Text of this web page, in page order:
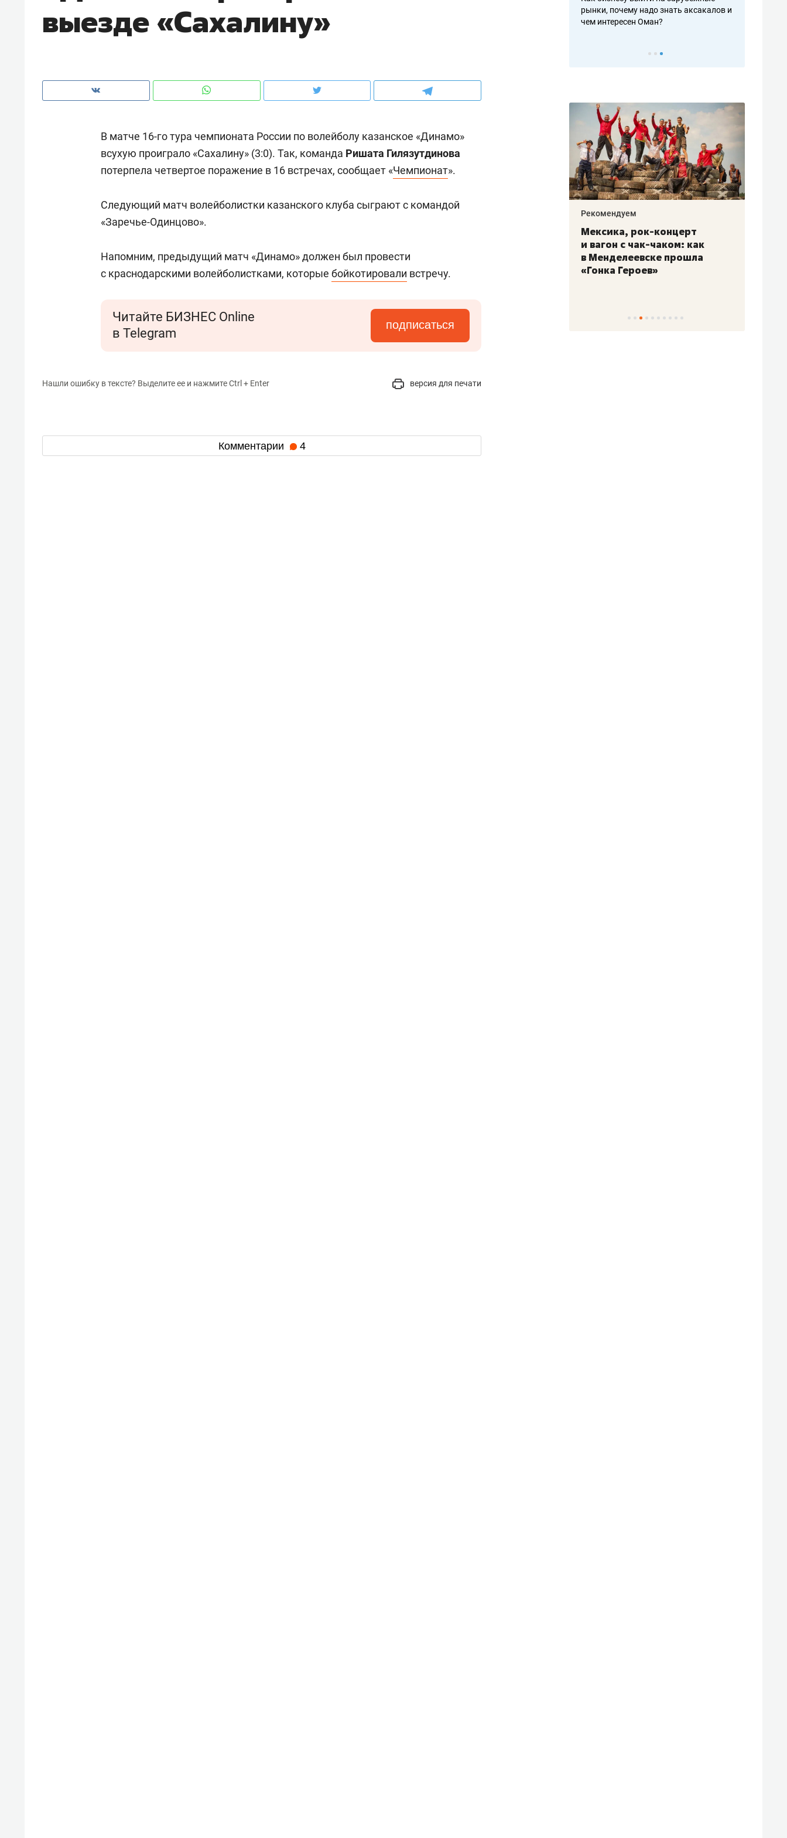
выезде «Сахалину»
В матче 16-го тура чемпионата России по волейболу казанское «Динамо»
всухую проиграло «Сахалину» (3:0). Так, команда Ришата Гилязутдинова
потерпела четвертое поражение в 16 встречах, сообщает «Чемпионат».
Следующий матч волейболистки казанского клуба сыграют с командой
«Заречье-Одинцово».
Напомним, предыдущий матч «Динамо» должен был провести
с краснодарскими волейболистками, которые бойкотировали встречу.
Читайте БИЗНЕС Online
в Telegram
подписаться
Нашли ошибку в тексте? Выделите ее и нажмите Ctrl + Enter версия для печати
Комментарии 4
рынки, почему надо знать аксакалов и
чем интересен Оман?
клиентах и чудных запросах мастеров
рынки, почему надо знать аксакалов и
чем интересен Оман?
Как ГК «МИР ГРУПП» и ВТБ
комфорта под Казанью
безопасность в ЖК «Нова»
Рекомендуем
с ментальным и физическим
состоянием как основа
антихрупких команд
Рекомендуем
Мексика, рок-концерт
и вагон с чак-чаком: как
в Менделеевске прошла
«Гонка Героев»